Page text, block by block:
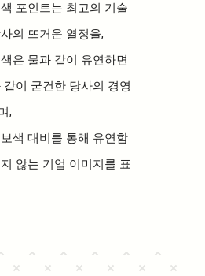
포인트는 최고의 기술
의 뜨거운 열정을,
은 물과 같이 유연하면
이 굳건한 당사의 경영
,
색 대비를 통해 유연함
않는 기업 이미지를 표